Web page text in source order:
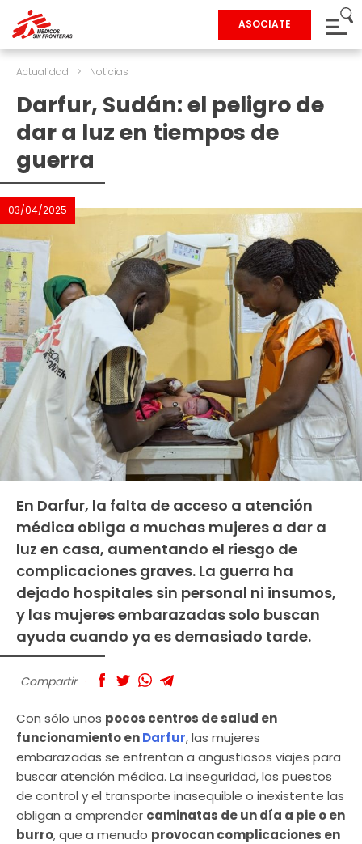
ASOCIATE
Actualidad > Noticias
Darfur, Sudán: el peligro de
dar a luz en tiempos de
guerra
03/04/2025
En Darfur, la falta de acceso a atención
médica obliga a muchas mujeres a dar a
luz en casa, aumentando el riesgo de
complicaciones graves. La guerra ha
dejado hospitales sin personal ni insumos,
y las mujeres embarazadas solo buscan
ayuda cuando ya es demasiado tarde.
Compartir
Con sólo unos pocos centros de salud en
funcionamiento enDarfur, las mujeres
embarazadas se enfrentan a angustiosos viajes para
buscar atención médica. La inseguridad, los puestos
de control y el transporte inasequible o inexistente las
obligan a emprender caminatas de un día a pie o en
burro, que a menudo provocan complicaciones en